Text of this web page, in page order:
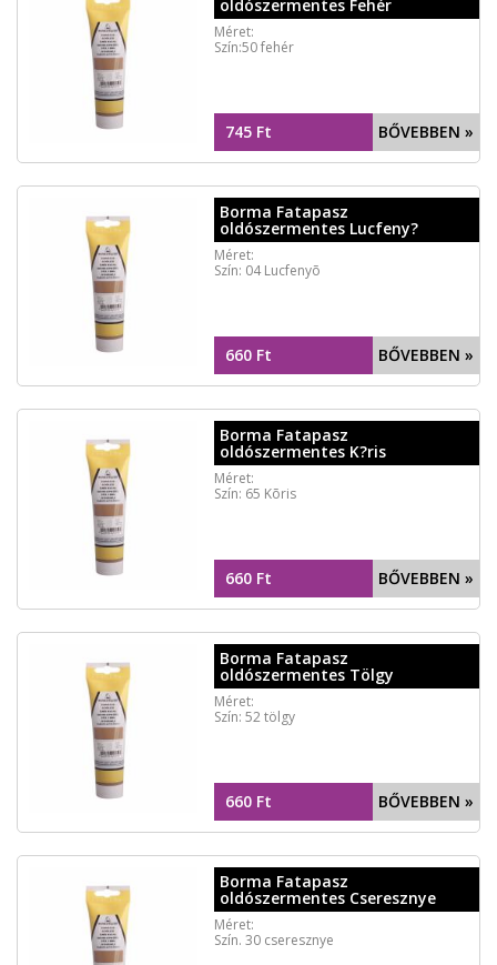
oldószermentes Fehér
Méret:
Szín:50 fehér
BŐVEBBEN »
745 Ft
Borma Fatapasz
oldószermentes Lucfeny?
Méret:
Szín: 04 Lucfenyõ
BŐVEBBEN »
660 Ft
Borma Fatapasz
oldószermentes K?ris
Méret:
Szín: 65 Kõris
BŐVEBBEN »
660 Ft
Borma Fatapasz
oldószermentes Tölgy
Méret:
Szín: 52 tölgy
BŐVEBBEN »
660 Ft
Borma Fatapasz
oldószermentes Cseresznye
Méret:
Szín. 30 cseresznye